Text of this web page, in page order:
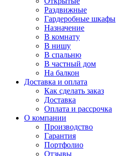
Раздвижные
Гардеробные шкафы
Назначение
В комнату
В нишу
В спальню
В частный дом
На балкон
Доставка и оплата
Как сделать заказ
Доставка
Оплата и рассрочка
О компании
Производство
Гарантия
Портфолио
Отзывы